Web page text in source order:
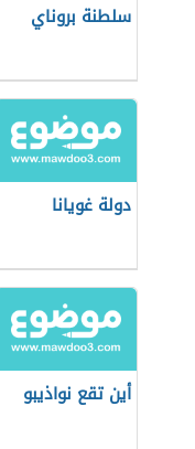
سلطنة بروناي
دولة غويانا
أين تقع نواذيبو